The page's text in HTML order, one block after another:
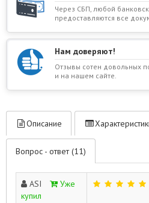
Через СБП, любой
предоставляются все
Нам доверяют!
Отзывы сотен довольных
и на нашем сайте.
Описание
Вопрос - ответ (11)
ASI
Уже
купил